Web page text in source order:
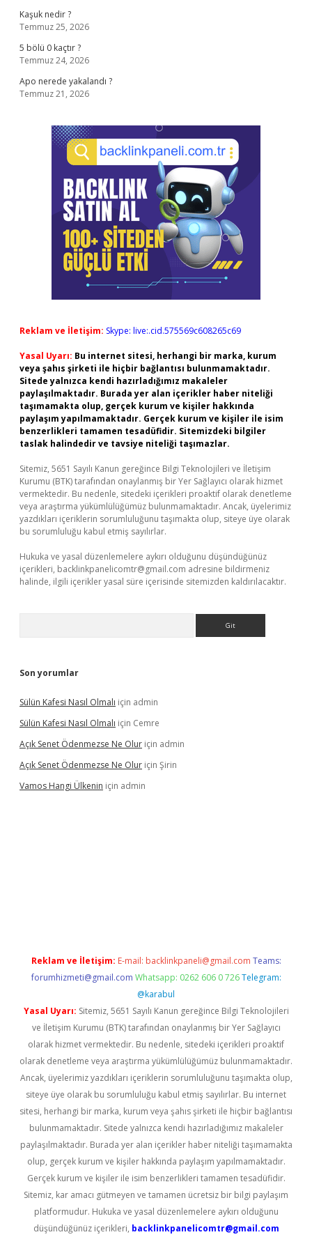
Kaşuk nedir ?
Temmuz 25, 2026
5 bölü 0 kaçtır ?
Temmuz 24, 2026
Apo nerede yakalandı ?
Temmuz 21, 2026
Reklam ve İletişim: Skype: live:.cid.575569c608265c69
Yasal Uyarı: Bu internet sitesi, herhangi bir marka, kurum
veya şahıs şirketi ile hiçbir bağlantısı bulunmamaktadır.
Sitede yalnızca kendi hazırladığımız makaleler
paylaşılmaktadır. Burada yer alan içerikler haber niteliği
taşımamakta olup, gerçek kurum ve kişiler hakkında
paylaşım yapılmamaktadır. Gerçek kurum ve kişiler ile isim
benzerlikleri tamamen tesadüfidir. Sitemizdeki bilgiler
taslak halindedir ve tavsiye niteliği taşımazlar.
Sitemiz, 5651 Sayılı Kanun gereğince Bilgi Teknolojileri ve İletişim
Kurumu (BTK) tarafından onaylanmış bir Yer Sağlayıcı olarak hizmet
vermektedir. Bu nedenle, sitedeki içerikleri proaktif olarak denetleme
veya araştırma yükümlülüğümüz bulunmamaktadır. Ancak, üyelerimiz
yazdıkları içeriklerin sorumluluğunu taşımakta olup, siteye üye olarak
bu sorumluluğu kabul etmiş sayılırlar.
Hukuka ve yasal düzenlemelere aykırı olduğunu düşündüğünüz
içerikleri, backlinkpanelicomtr@gmail.com adresine bildirmeniz
halinde, ilgili içerikler yasal süre içerisinde sitemizden kaldırılacaktır.
Son yorumlar
Sülün Kafesi Nasıl Olmalı için admin
Sülün Kafesi Nasıl Olmalı için Cemre
Açık Senet Ödenmezse Ne Olur için admin
Açık Senet Ödenmezse Ne Olur için Şirin
Vamos Hangi Ülkenin için admin
Reklam ve İletişim: E-mail: backlinkpaneli@gmail.com Teams:
forumhizmeti@gmail.com Whatsapp: 0262 606 0 726 Telegram:
@karabul
Yasal Uyarı: Sitemiz, 5651 Sayılı Kanun gereğince Bilgi Teknolojileri
ve İletişim Kurumu (BTK) tarafından onaylanmış bir Yer Sağlayıcı
olarak hizmet vermektedir. Bu nedenle, sitedeki içerikleri proaktif
olarak denetleme veya araştırma yükümlülüğümüz bulunmamaktadır.
Ancak, üyelerimiz yazdıkları içeriklerin sorumluluğunu taşımakta olup,
siteye üye olarak bu sorumluluğu kabul etmiş sayılırlar. Bu internet
sitesi, herhangi bir marka, kurum veya şahıs şirketi ile hiçbir bağlantısı
bulunmamaktadır. Sitede yalnızca kendi hazırladığımız makaleler
paylaşılmaktadır. Burada yer alan içerikler haber niteliği taşımamakta
olup, gerçek kurum ve kişiler hakkında paylaşım yapılmamaktadır.
Gerçek kurum ve kişiler ile isim benzerlikleri tamamen tesadüfidir.
Sitemiz, kar amacı gütmeyen ve tamamen ücretsiz bir bilgi paylaşım
platformudur. Hukuka ve yasal düzenlemelere aykırı olduğunu
düşündüğünüz içerikleri, backlinkpanelicomtr@gmail.com